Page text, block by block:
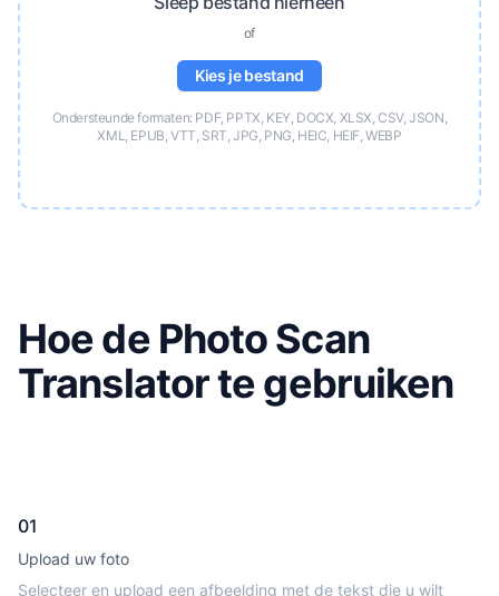
of
Kies je bestand
Ondersteunde formaten: PDF, PPTX, KEY, DOCX, XLSX, CSV, JSON,
XML, EPUB, VTT, SRT, JPG, PNG, HEIC, HEIF, WEBP
Hoe de Photo Scan
Translator te gebruiken
01
Upload uw foto
Selecteer en upload een afbeelding met de tekst die u wilt